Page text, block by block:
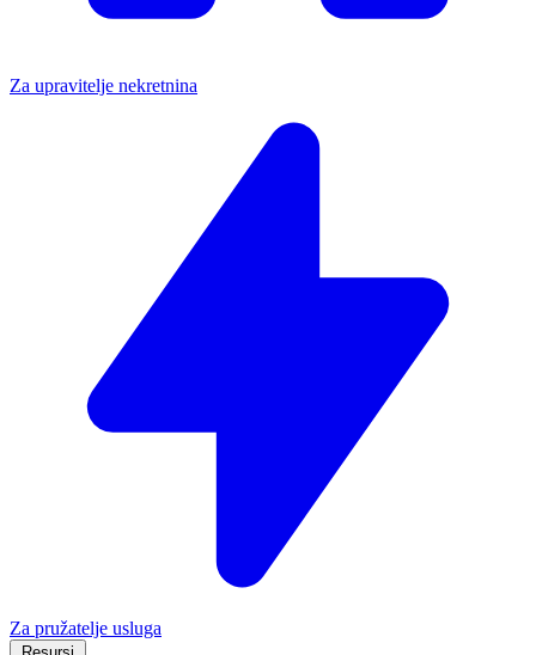
Za upravitelje nekretnina
Za pružatelje usluga